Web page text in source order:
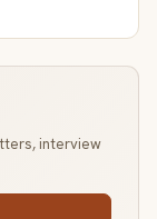
interview